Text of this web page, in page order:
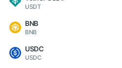
USDT
BNB
BNB
USDC
USDC